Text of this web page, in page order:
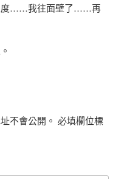
度……我往面壁了……再
不會公開。 必填欄位標